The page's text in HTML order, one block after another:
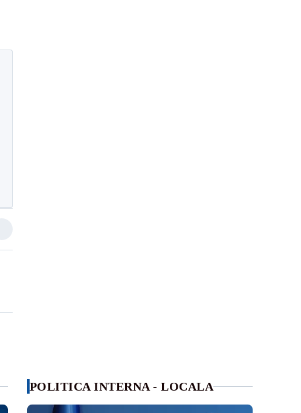
POLITICA INTERNA - LOCALA